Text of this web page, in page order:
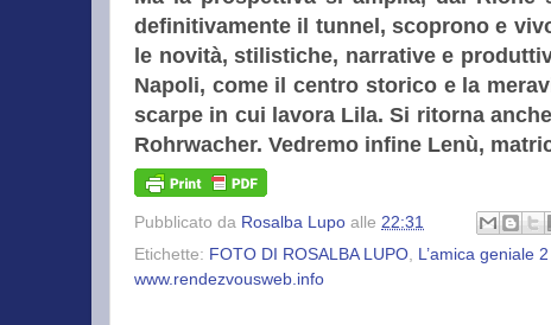
definitivamente il tunnel, scoprono e
le novità, stilistiche, narrative e
Napoli, come il centro storico e la
scarpe in cui lavora Lila. Si ritorna
Rohrwacher. Vedremo infine Lenù,
Pubblicato da Rosalba Lupo alle 22:31
Etichette: FOTO DI ROSALBA LUPO, L’amica geniale
www.rendezvousweb.info